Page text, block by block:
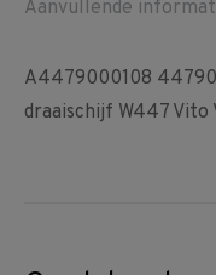
Aanvullende
A4479000108
draaischijf W447 Vito